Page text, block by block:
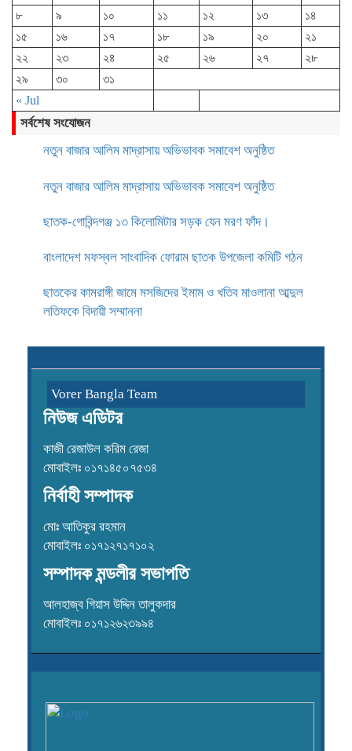
« Jul
৮
৯ ১০ ১১ ১২ ১৩
১৪
১৫
১৬ ১৭ ১৮ ১৯ ২০
২১
২২
২৩ ২৪ ২৫ ২৬ ২৭
২৮
২৯
৩০ ৩১
সর্বশেষ সংযোজন
নতুন বাজার আলিম মাদ্রাসায় অভিভাবক সমাবেশ অনুষ্ঠিত
নতুন বাজার আলিম মাদ্রাসায় অভিভাবক সমাবেশ অনুষ্ঠিত
ছাতক-গোবিন্দগঞ্জ ১৩ কিলোমিটার সড়ক যেন মরণ ফাঁদ।
বাংলাদেশ মফস্বল সাংবাদিক ফোরাম ছাতক উপজেলা কমিটি গঠন
ছাতকের কামরাঙ্গী জামে মসজিদের ইমাম ও খতিব মাওলানা আব্দুল
লতিফকে বিদায়ী সম্মাননা
Vorer Bangla Team
নিউজ এডিটর
কাজী রেজাউল করিম রেজা
মোবাইলঃ ০১৭১৪৫০৭৫৩৪
নির্বাহী সম্পাদক
মোঃ আতিকুর রহমান
মোবাইলঃ ০১৭১২৭১৭১০২
সম্পাদক মন্ডলীর সভাপতি
আলহাজ্ব গিয়াস উদ্দিন তালুকদার
মোবাইলঃ ০১৭১২৬২৩৯৯৪